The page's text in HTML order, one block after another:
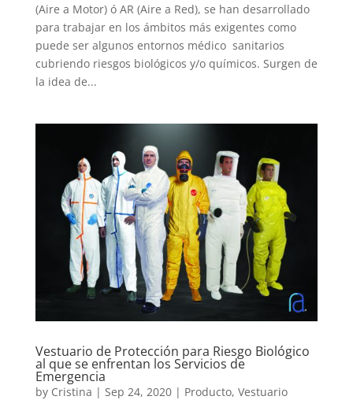
(Aire a Motor) ó AR (Aire a Red), se han desarrollado
para trabajar en los ámbitos más exigentes como
puede ser algunos entornos médico  sanitarios
cubriendo riesgos biológicos y/o químicos. Surgen de
la idea de...
Vestuario de Protección para Riesgo Biológico
al que se enfrentan los Servicios de
Emergencia
by Cristina | Sep 24, 2020| Producto, Vestuario